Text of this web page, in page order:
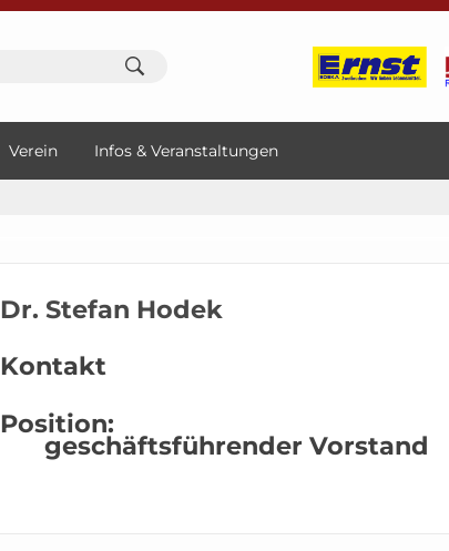
Verein Infos & Veranstaltungen
Dr. Stefan Hodek
Kontakt
Position:
geschäftsführender Vorstand